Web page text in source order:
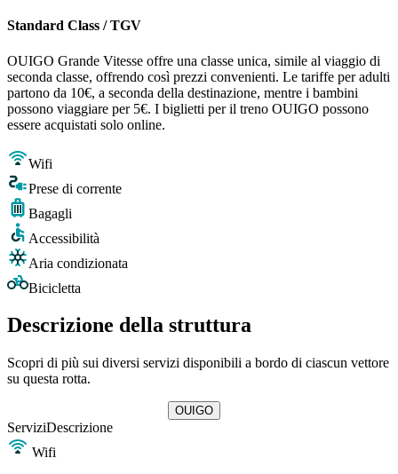
Standard Class / TGV
OUIGO Grande Vitesse offre una classe unica, simile al viaggio di
seconda classe, offrendo così prezzi convenienti. Le tariffe per adulti
partono da 10€, a seconda della destinazione, mentre i bambini
possono viaggiare per 5€. I biglietti per il treno OUIGO possono
essere acquistati solo online.
Wifi
Prese di corrente
Bagagli
Accessibilità
Aria condizionata
Bicicletta
Descrizione della struttura
Scopri di più sui diversi servizi disponibili a bordo di ciascun vettore
su questa rotta.
OUIGO
ServiziDescrizione
Wifi